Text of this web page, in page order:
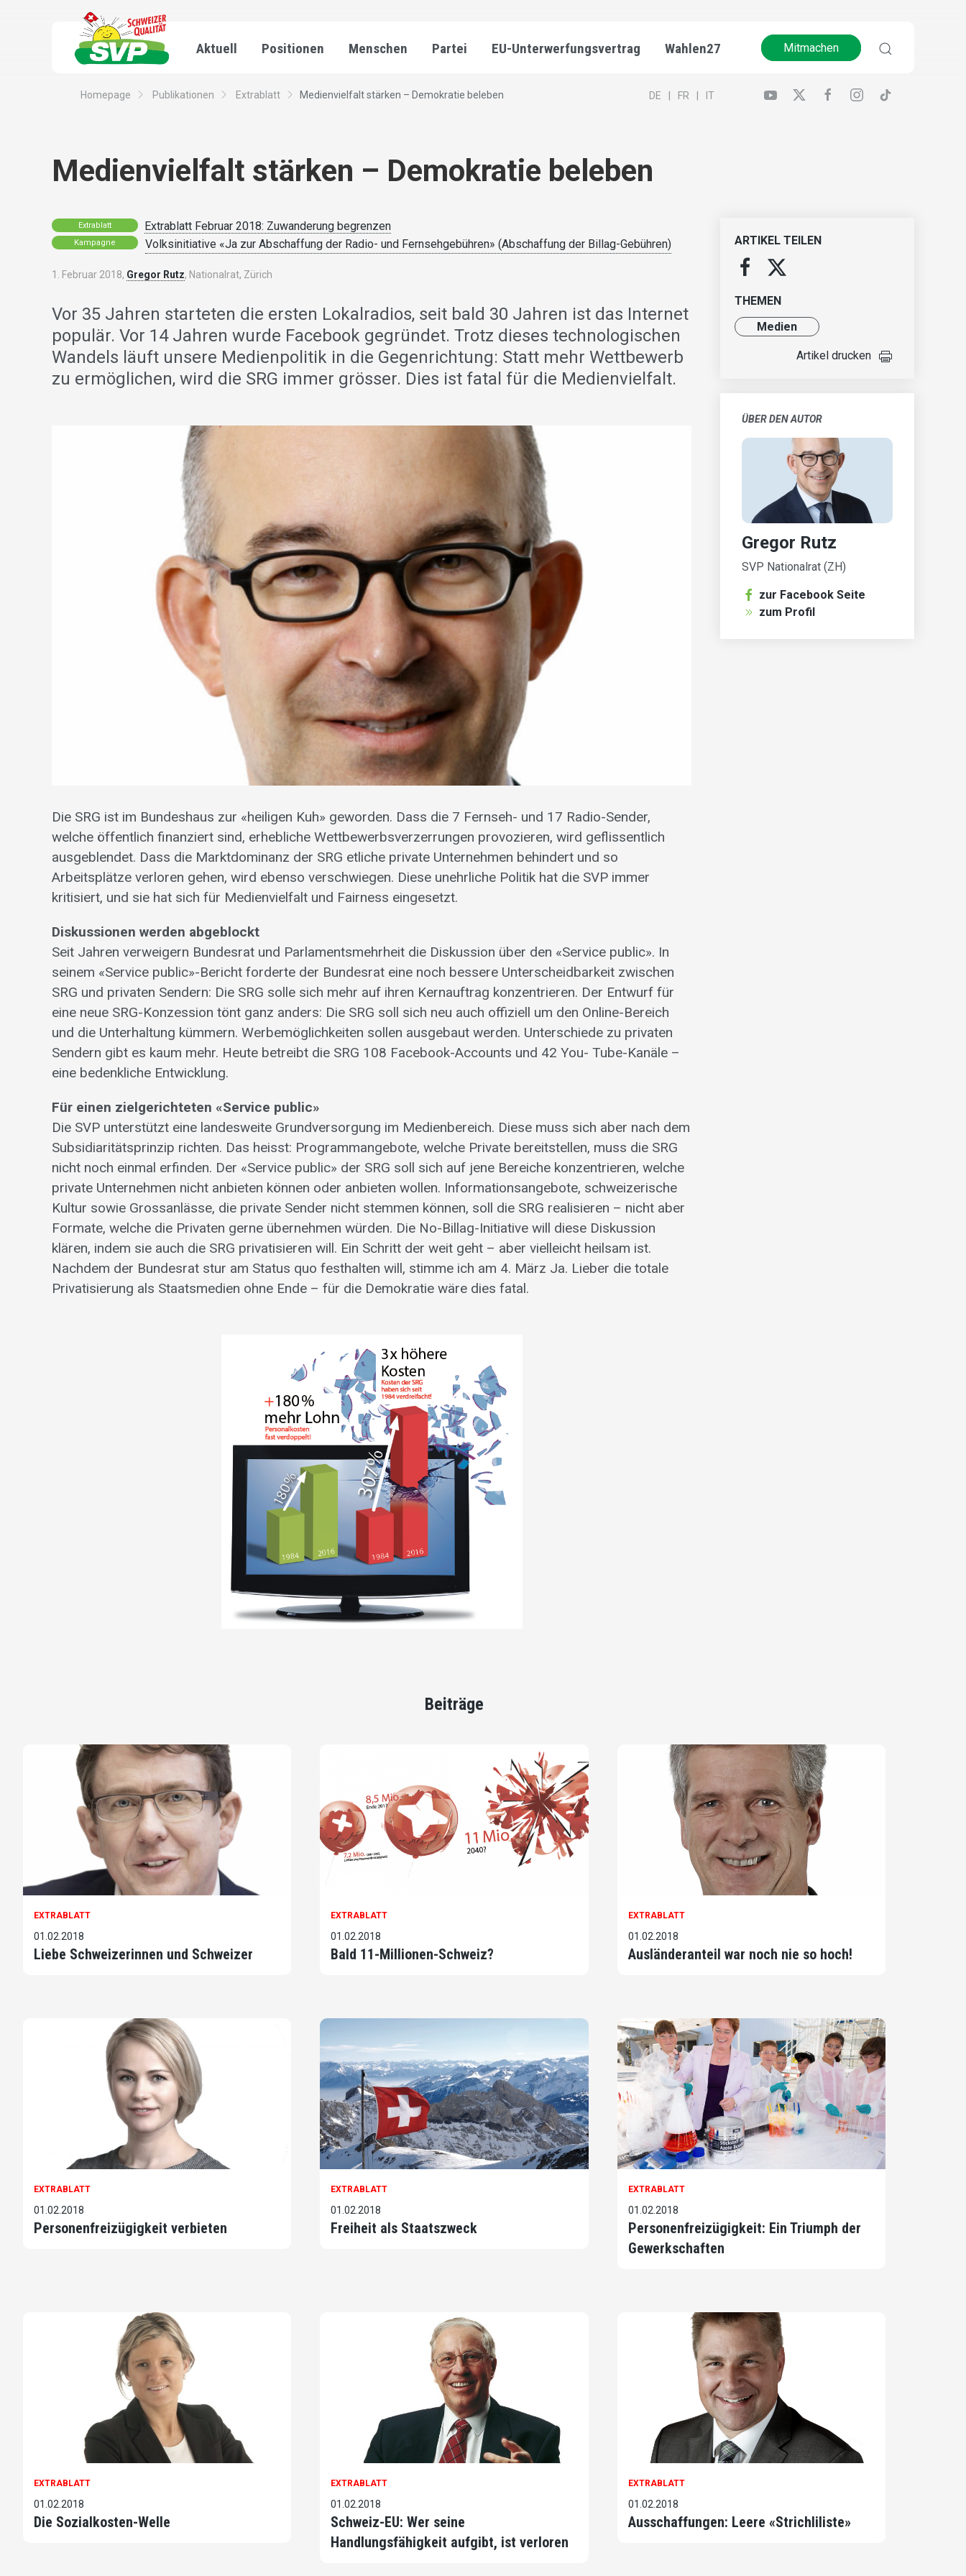
Aktuell Positionen Menschen Partei EU-Unterwerfungsvertrag Wahlen27 Mitmachen
Homepage Publikationen Extrablatt Medienvielfalt stärken – Demokratie beleben DE FR IT
Medienvielfalt stärken – Demokratie beleben
Extrablatt Extrablatt Februar 2018: Zuwanderung begrenzen
Kampagne Volksinitiative «Ja zur Abschaffung der Radio- und Fernsehgebühren» (Abschaffung der Billag-Gebühren)
1. Februar 2018, Gregor Rutz, Nationalrat, Zürich
Vor 35 Jahren starteten die ersten Lokalradios, seit bald 30 Jahren ist das Internet
populär. Vor 14 Jahren wurde Facebook gegründet. Trotz dieses technologischen
Wandels läuft unsere Medienpolitik in die Gegenrichtung: Statt mehr Wettbewerb
zu ermöglichen, wird die SRG immer grösser. Dies ist fatal für die Medienvielfalt.
Die SRG ist im Bundeshaus zur «heiligen Kuh» geworden. Dass die 7 Fernseh- und 17 Radio-Sender,
welche öffentlich finanziert sind, erhebliche Wettbewerbsverzerrungen provozieren, wird geflissentlich
ausgeblendet. Dass die Marktdominanz der SRG etliche private Unternehmen behindert und so
Arbeitsplätze verloren gehen, wird ebenso verschwiegen. Diese unehrliche Politik hat die SVP immer
kritisiert, und sie hat sich für Medienvielfalt und Fairness eingesetzt.
Diskussionen werden abgeblockt
Seit Jahren verweigern Bundesrat und Parlamentsmehrheit die Diskussion über den «Service public». In
seinem «Service public»-Bericht forderte der Bundesrat eine noch bessere Unterscheidbarkeit zwischen
SRG und privaten Sendern: Die SRG solle sich mehr auf ihren Kernauftrag konzentrieren. Der Entwurf für
eine neue SRG-Konzession tönt ganz anders: Die SRG soll sich neu auch offiziell um den Online-Bereich
und die Unterhaltung kümmern. Werbemöglichkeiten sollen ausgebaut werden. Unterschiede zu privaten
Sendern gibt es kaum mehr. Heute betreibt die SRG 108 Facebook-Accounts und 42 You- Tube-Kanäle –
eine bedenkliche Entwicklung.
Für einen zielgerichteten «Service public»
Die SVP unterstützt eine landesweite Grundversorgung im Medienbereich. Diese muss sich aber nach dem
Subsidiaritätsprinzip richten. Das heisst: Programmangebote, welche Private bereitstellen, muss die SRG
nicht noch einmal erfinden. Der «Service public» der SRG soll sich auf jene Bereiche konzentrieren, welche
private Unternehmen nicht anbieten können oder anbieten wollen. Informationsangebote, schweizerische
Kultur sowie Grossanlässe, die private Sender nicht stemmen können, soll die SRG realisieren – nicht aber
Formate, welche die Privaten gerne übernehmen würden. Die No-Billag-Initiative will diese Diskussion
klären, indem sie auch die SRG privatisieren will. Ein Schritt der weit geht – aber vielleicht heilsam ist.
Nachdem der Bundesrat stur am Status quo festhalten will, stimme ich am 4. März Ja. Lieber die totale
Privatisierung als Staatsmedien ohne Ende – für die Demokratie wäre dies fatal.
ARTIKEL TEILEN
THEMEN
Medien
Artikel drucken
ÜBER DEN AUTOR
Gregor Rutz
SVP Nationalrat (ZH)
zur Facebook Seite
zum Profil
Beiträge
EXTRABLATT
01.02.2018
Liebe Schweizerinnen und Schweizer
EXTRABLATT
01.02.2018
Bald 11-Millionen-Schweiz?
EXTRABLATT
01.02.2018
Ausländeranteil war noch nie so hoch!
EXTRABLATT
01.02.2018
Personenfreizügigkeit verbieten
EXTRABLATT
01.02.2018
Freiheit als Staatszweck
EXTRABLATT
01.02.2018
Personenfreizügigkeit: Ein Triumph der
Gewerkschaften
EXTRABLATT
01.02.2018
Die Sozialkosten-Welle
EXTRABLATT
01.02.2018
Schweiz-EU: Wer seine
Handlungsfähigkeit aufgibt, ist verloren
EXTRABLATT
01.02.2018
Ausschaffungen: Leere «Strichliliste»